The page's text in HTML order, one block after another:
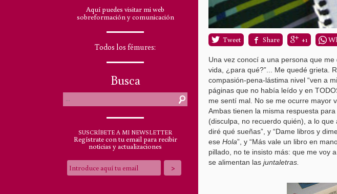
Aquí puedes visitar mi web
sobreformación y comunicación
Todos los fémures:
Busca
SUSCRÍBETE A MI NEWSLETTER
Regístrate con tu email para recibir
noticias y actualizaciones
Tweet Share +1
Una vez conocí a una persona que
vida, ¿para qué?”... Me quedé grieta.
compasión-pena-lástima nivel “ven a
páginas que no había leído y en
me sentí mal. No se me ocurre mayor
Ambas tienen la misma respuesta
(disculpa, no recuerdo quién), a lo que
diré qué sueñas”, y “Dame libros y
ese Hola”, y “Más vale un libro en
pillado, no te insisto más: que me voy
se alimentan las juntaletras.